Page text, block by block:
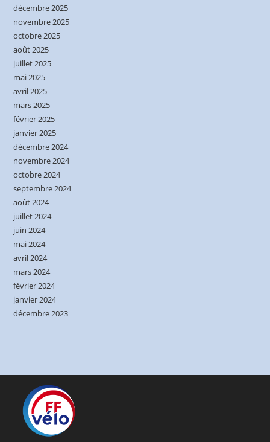
décembre 2025
novembre 2025
octobre 2025
août 2025
juillet 2025
mai 2025
avril 2025
mars 2025
février 2025
janvier 2025
décembre 2024
novembre 2024
octobre 2024
septembre 2024
août 2024
juillet 2024
juin 2024
mai 2024
avril 2024
mars 2024
février 2024
janvier 2024
décembre 2023